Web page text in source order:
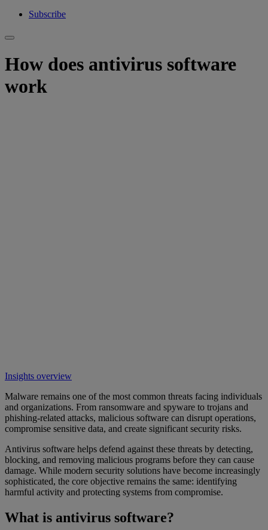
Subscribe
How does antivirus software
work
Insights overview
Malware remains one of the most common threats facing individuals
and organizations. From ransomware and spyware to trojans and
phishing-related attacks, malicious software can disrupt operations,
compromise sensitive data, and create significant security risks.
Antivirus software helps defend against these threats by detecting,
blocking, and removing malicious programs before they can cause
damage. While modern security solutions have become increasingly
sophisticated, the core objective remains the same: identifying
harmful activity and protecting systems from compromise.
What is antivirus software?